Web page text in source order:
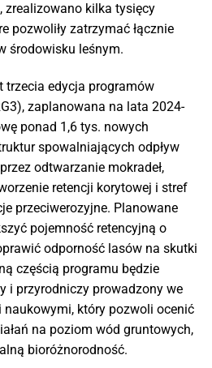
zrealizowano kilka tysięcy
pozwoliły zatrzymać łącznie
środowisku leśnym.
trzecia edycja programów
zaplanowana na lata 2024-
ponad 1,6 tys. nowych
spowalniających odpływ
odtwarzanie mokradeł,
retencji korytowej i stref
przeciwerozyjne. Planowane
pojemność retencyjną o
odporność lasów na skutki
częścią programu będzie
i przyrodniczy prowadzony we
naukowymi, który pozwoli ocenić
na poziom wód gruntowych,
bioróżnorodność.